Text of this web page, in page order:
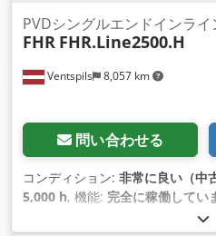
Ventspils 8,057 km
PVDシングルエンドインラ
FHR FHR.Line2500.H
問い合わせる
コンディション: 非常に良い（中
5,000 h, 機能: 完全に稼働してい